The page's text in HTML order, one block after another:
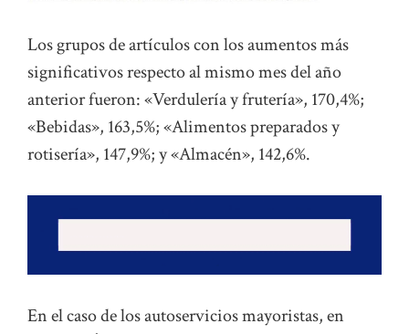
Los grupos de artículos con los aumentos más
significativos respecto al mismo mes del año
anterior fueron: «Verdulería y frutería», 170,4%;
«Bebidas», 163,5%; «Alimentos preparados y
rotisería», 147,9%; y «Almacén», 142,6%.
En el caso de los autoservicios mayoristas, en